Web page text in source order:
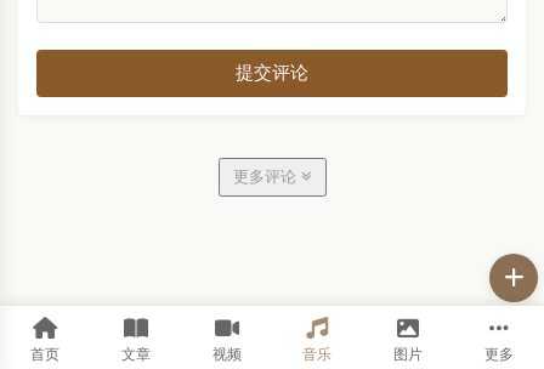
提交评论
更多评论
首页 文章 视频 音乐 图片 更多